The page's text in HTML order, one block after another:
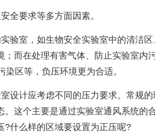
全要求等多方面因素。
验室，如生物安全实验室中的清洁区
而在处理有害气体、防止实验室内
染区等，负压环境更为合适。
设计应考虑不同的压力要求。常规的
这个主要是通过实验室通风系统的
?什么样的区域要设置为正压呢?